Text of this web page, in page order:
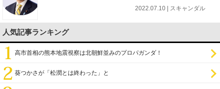
2022.07.10 | スキャンダル
人気記事ランキング
高市首相の熊本地震視察は北朝鮮並みのプロパガンダ！
葵つかさが「松潤とは終わった」と